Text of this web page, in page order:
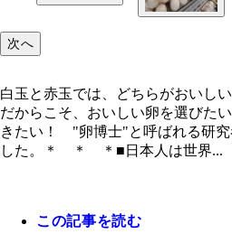
泉卵・生卵のどれ？
次へ
白玉と赤玉では、どちらがおいし
だからこそ、おいしい卵を選びた
きたい！ "卵博士"と呼ばれる研究
した。＊ ＊ ＊■日本人は世界...
この記事を読む